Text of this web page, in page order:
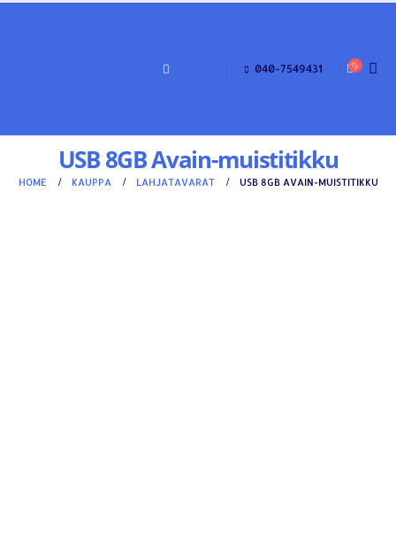
040-7549431
USB 8GB Avain-muistitikku
HOME KAUPPA LAHJATAVARAT USB 8GB AVAIN-MUISTITIKKU